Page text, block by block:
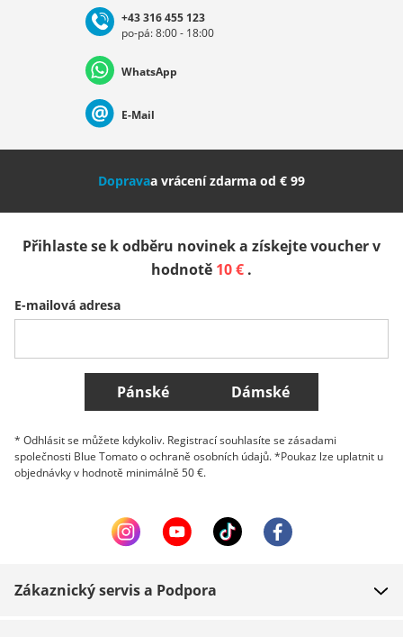
Deutschland Österreich
Nederland Italia (Italiano) Italien (Deutsch)
Slovenija
Belgique (Français) Danmark Norge
Všechny země
+43 316 455 123
po-pá: 8:00 - 18:00
WhatsApp
E-Mail
Dopravaa vrácení zdarma od € 99
Přihlaste se k odběru novinek a získejte voucher v
hodnotě 10 € .
E-mailová adresa
Pánské Dámské
* Odhlásit se můžete kdykoliv. Registrací souhlasíte se zásadami
společnosti Blue Tomato o ochraně osobních údajů. *Poukaz lze uplatnit u
objednávky v hodnotě minimálně 50 €.
Zákaznický servis a Podpora